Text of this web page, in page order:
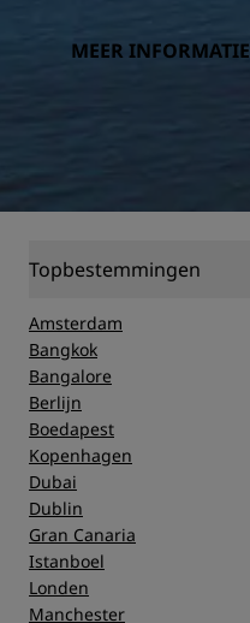
MEER INFORMATIE
Topbestemmingen
Amsterdam
Bangkok
Bangalore
Berlijn
Boedapest
Kopenhagen
Dubai
Dublin
Gran Canaria
Istanboel
Londen
Manchester